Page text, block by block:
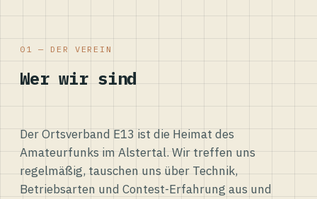
01 — DER VEREIN
Wer wir sind
Der Ortsverband E13 ist die Heimat des
Amateurfunks im Alstertal. Wir treffen uns
regelmäßig, tauschen uns über Technik,
Betriebsarten und Contest-Erfahrung aus und